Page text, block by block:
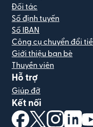
Đối tác
Số định tuyến
Số IBAN
Công cụ chuyển đổi
Giới thiệu bạn bè
Thuyền viên
Hỗ trợ
Giúp đỡ
Kết nối
(mở trong cửa sổ
(mở trong
(mở